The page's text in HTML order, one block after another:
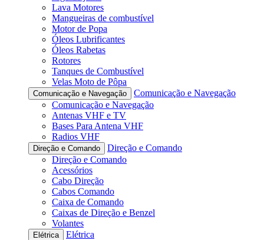
Lava Motores
Mangueiras de combustível
Motor de Popa
Óleos Lubrificantes
Óleos Rabetas
Rotores
Tanques de Combustível
Velas Moto de Pôpa
Comunicação e Navegação
Comunicação e Navegação
Comunicação e Navegação
Antenas VHF e TV
Bases Para Antena VHF
Radios VHF
Direção e Comando
Direção e Comando
Direção e Comando
Acessórios
Cabo Direção
Cabos Comando
Caixa de Comando
Caixas de Direção e Benzel
Volantes
Elétrica
Elétrica